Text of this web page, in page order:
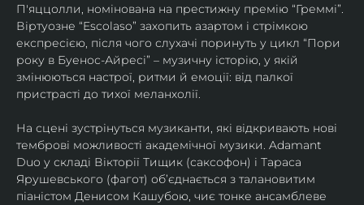
П'яццолли, номінована на престижну премію “Греммі”.
Віртуозне “Escolaso” захопить азартом і стрімкою
експресією, після чого слухачі поринуть у цикл “Пори
року в Буенос-Айресі” – музичну історію, у якій
змінюються настрої, ритми й емоції: від палкої
пристрасті до тихої меланхолії.
На сцені зустрінуться музиканти, які відкривають нові
темброві можливості академічної музики. Adamant
Duo у складі Вікторії Тищик (саксофон) і Тараса
Ярушевського (фагот) об’єднається з талановитим
піаністом Денисом Кашубою, чиє тонке ансамблеве